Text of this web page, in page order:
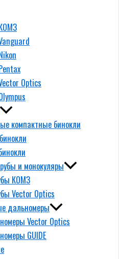
Optics
компактные бинокли
и монокуляры
КОМЗ
Vector Optics
дальномеры
Vector Optics
GUIDE